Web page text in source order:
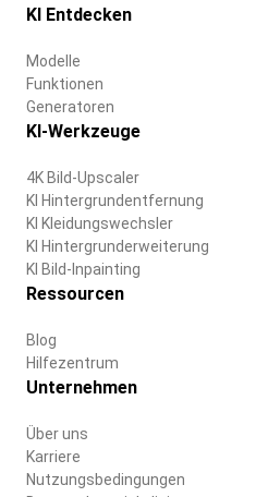
KI Entdecken
Modelle
Funktionen
Generatoren
KI-Werkzeuge
4K Bild-Upscaler
KI Hintergrundentfernung
KI Kleidungswechsler
KI Hintergrunderweiterung
KI Bild-Inpainting
Ressourcen
Blog
Hilfezentrum
Unternehmen
Über uns
Karriere
Nutzungsbedingungen